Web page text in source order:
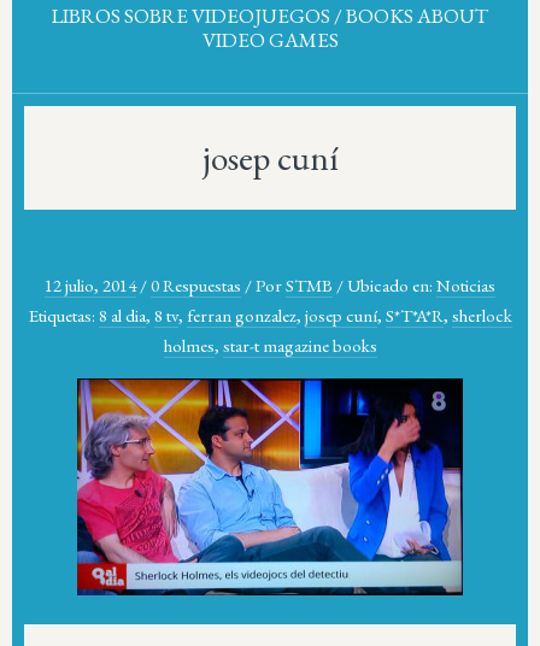
LIBROS SOBRE VIDEOJUEGOS / BOOKS ABOUT
VIDEO GAMES
josep cuní
12 julio, 2014 /0 Respuestas /PorSTMB / Ubicado en: Noticias
Etiquetas: 8 al dia, 8 tv, ferran gonzalez, josep cuní, S*T*A*R, sherlock
holmes, star-t magazine books